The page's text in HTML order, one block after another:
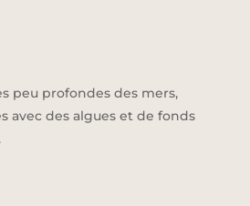
peu profondes des mers,
avec des algues et de fonds